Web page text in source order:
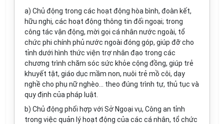
a) Chủ động trong các hoạt động hòa bình, đoàn kết,
hữu nghị, các hoạt động thông tin đối ngoại; trong
công tác vận động, mời gọi cá nhân nước ngoài, tổ
chức phi chính phủ nước ngoài đóng góp, giúp đỡcho
tỉnh dưới hình thức viện trợ nhân đạo trong các
chương trình chăm sóc sức khỏe cộng đồng, giúp trẻ
khuyết tật, giáo dục mầm non, nuôi trẻ mồ côi, dạy
nghề cho phụ nữ nghèo... theo đúng trình tự, thủ tục và
quy định của pháp luật.
b) Chủ động phối hợp với Sở Ngoại vụ, Công an tỉnh
trong việc quản lý hoạt động của các cá nhân, tổ chức